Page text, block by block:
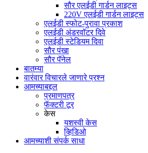
सौर एलईडी गार्डन लाइट्स
220V एलईडी गार्डन लाइट्स
एलईडी स्फोट-पुरावा प्रकाश
एलईडी अंडरवॉटर दिवे
एलईडी स्टेडियम दिवा
सौर पंखा
सौर पॅनेल
बातम्या
वारंवार विचारले जाणारे प्रश्न
आमच्याबद्दल
प्रमाणपत्र
फॅक्टरी टूर
केस
यशस्वी केस
व्हिडिओ
आमच्याशी संपर्क साधा